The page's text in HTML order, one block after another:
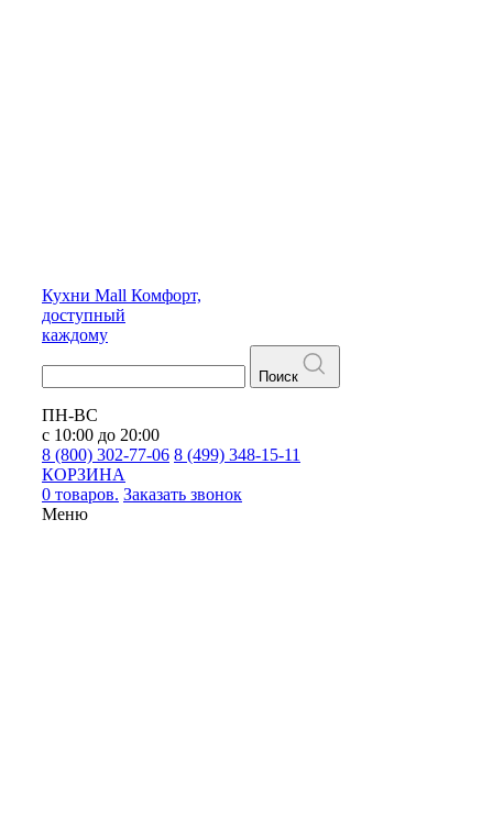
Кухни Mall Комфорт,
доступный
каждому
Поиск
ПН-ВС
с 10:00 до 20:00
8 (800) 302-77-06 8 (499) 348-15-11
КОРЗИНА
0 товаров. Заказать звонок
Меню